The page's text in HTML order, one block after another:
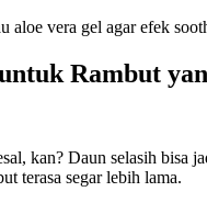
aloe vera gel agar efek
Rambut
kan? Daun selasih bisa
terasa segar lebih lama.